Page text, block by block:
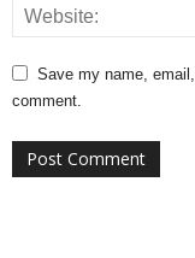
Save my name,
comment.